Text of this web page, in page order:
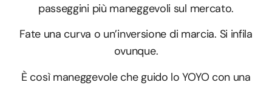
passeggini più maneggevoli sul mercato.
Fate una curva o un’inversione di marcia. Si infila
ovunque.
È così maneggevole che guido lo YOYO con una